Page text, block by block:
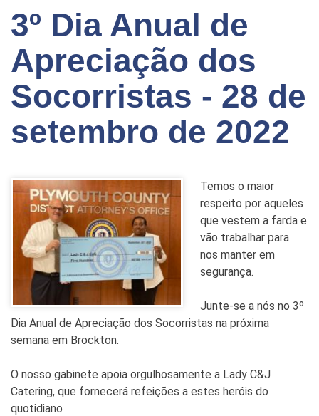
3º Dia Anual de
Apreciação dos
Socorristas - 28 de
setembro de 2022
Temos o maior
respeito por aqueles
que vestem a farda e
vão trabalhar para
nos manter em
segurança.
Junte-se a nós no 3º
Dia Anual de Apreciação dos Socorristas na próxima
semana em Brockton.
O nosso gabinete apoia orgulhosamente a Lady C&J
Catering, que fornecerá refeições a estes heróis do
quotidiano